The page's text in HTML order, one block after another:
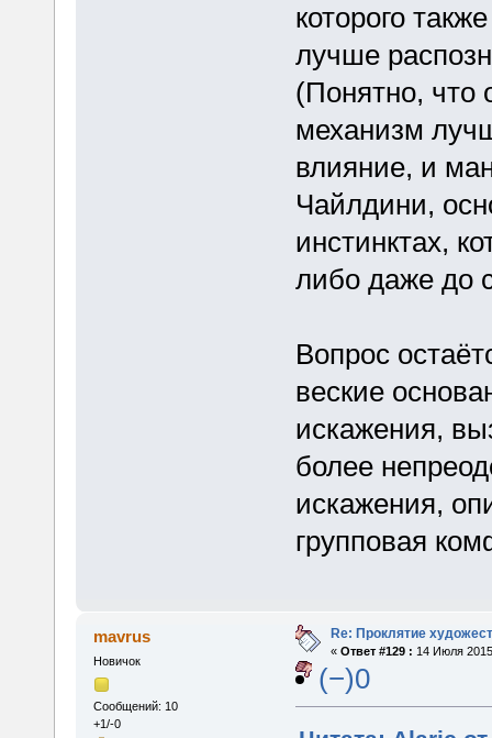
которого
лучше
(Понятно, что
механизм
влияние, и
Чайлдини,
инстинктах,
либо даже до
Вопрос
веские
искажения,
более
искажения,
групповая
mavrus
Новичок
Сообщений: 10
+1/-0
Re: Проклятие
« Ответ #129 : 14 Июля
(−)0